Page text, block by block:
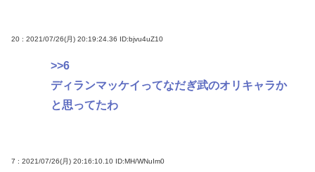
20 : 2021/07/26(月) 20:19:24.36 ID:bjvu4uZ10
>>6
ディランマッケイってなだぎ武のオリキャラか
と思ってたわ
7 : 2021/07/26(月) 20:16:10.10 ID:MH/WNuIm0